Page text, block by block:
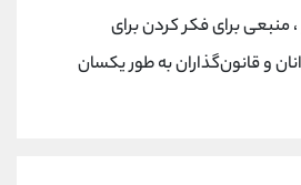
، منبعی برای فکر کردن برای
و قانون‌گذاران به طور یکسان